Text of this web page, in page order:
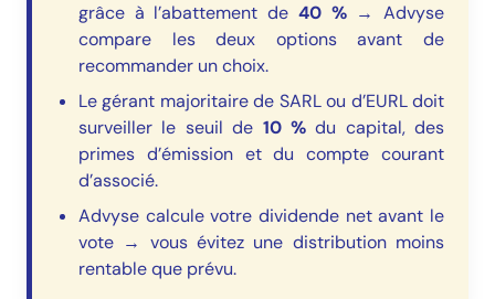
grâce à l’abattement de 40 %→ Advyse
compare les deux options avant de
recommander un choix.
Le gérant majoritaire de SARL ou d’EURL doit
surveiller le seuil de 10 %du capital, des
primes d’émission et du compte courant
d’associé.
Advyse calcule votre dividende net avant le
vote → vous évitez une distribution moins
rentable que prévu.